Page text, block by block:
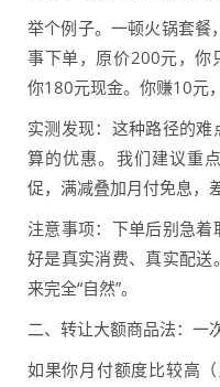
举个例子。一顿火锅套餐
事下单，原价200元，你
你180元现金。你赚10元
实测发现：这种路径的
算的优惠。我们建议重
促，满减叠加月付免息，
注意事项：下单后别急
好是真实消费、真实配
来完全“自然”。
二、转让大额商品法：一
如果你月付额度比较高